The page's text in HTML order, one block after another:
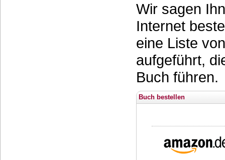
Wir sagen
Internet
eine Liste
aufgeführt,
Buch führen.
Buch bestellen